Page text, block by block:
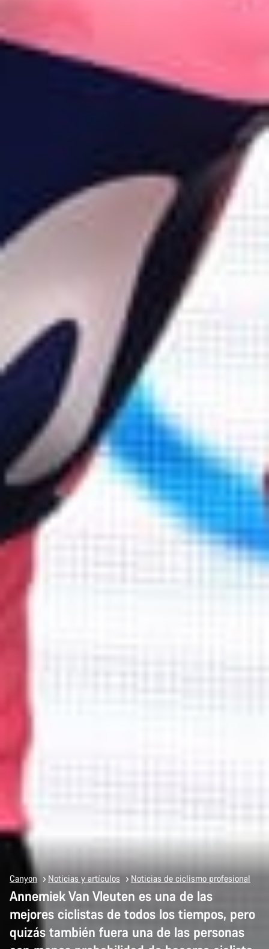
Canyon Noticias y artículos Noticias de ciclismo profesional
Annemiek Van Vleuten es una de las
mejores ciclistas de todos los tiempos, pero
quizás también fuera una de las personas